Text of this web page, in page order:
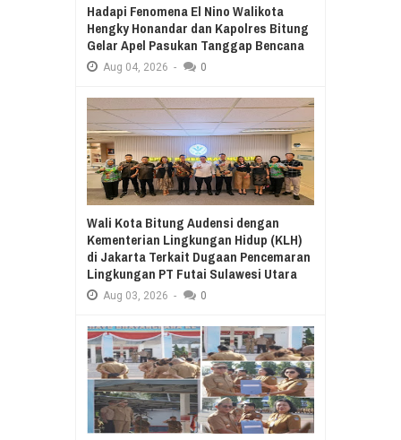
Hadapi Fenomena El Nino Walikota
Hengky Honandar dan Kapolres Bitung
Gelar Apel Pasukan Tanggap Bencana
Aug 04, 2026 - 0
Wali Kota Bitung Audensi dengan
Kementerian Lingkungan Hidup (KLH)
di Jakarta Terkait Dugaan Pencemaran
Lingkungan PT Futai Sulawesi Utara
Aug 03, 2026 - 0